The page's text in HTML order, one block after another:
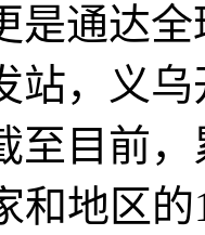
通达全
站，义
至目前
和地区